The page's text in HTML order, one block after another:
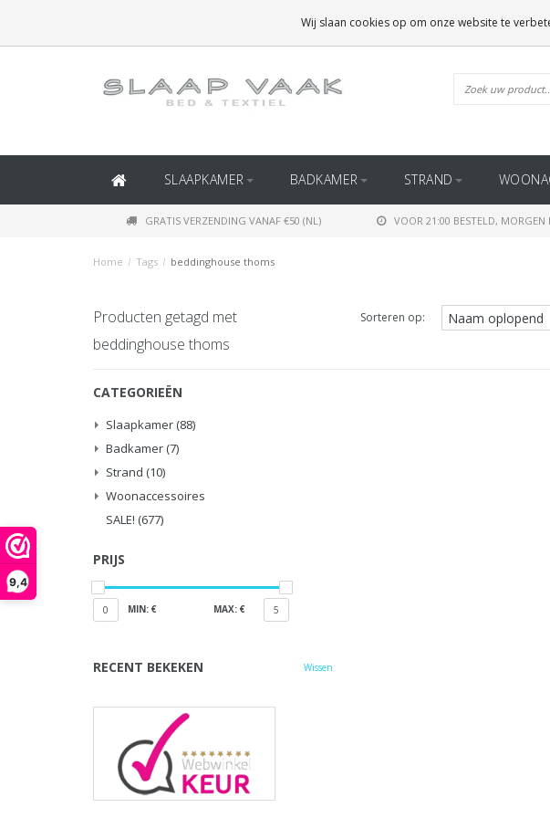
9,4
(BINNEN BELGIË)
SLAAPKAMER BADKAMER STRAND
GRATIS VERZENDING VANAF €50 (NL) VOOR 21:00 BESTELD, MORGEN
Home / Tags / beddinghouse thoms
Producten getagd met
beddinghouse thoms
Sorteren op:
CATEGORIEËN
Slaapkamer (88)
Badkamer (7)
Strand (10)
Woonaccessoires
SALE! (677)
PRIJS
0 MIN: € MAX: € 5
RECENT BEKEKEN Wissen
Wij slaan cookies op om onze website te